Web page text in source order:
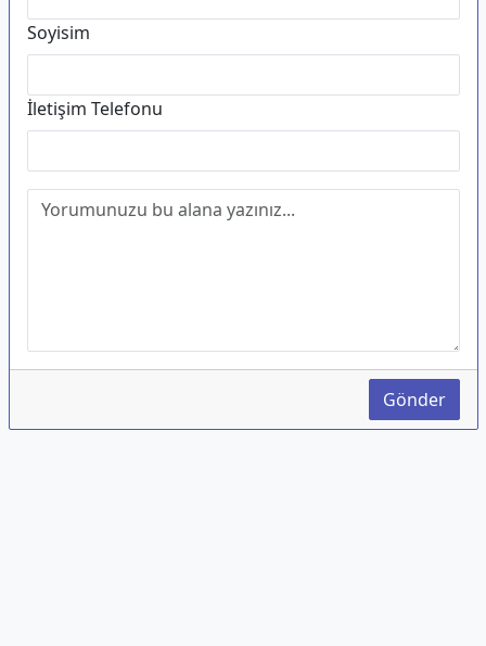
Soyisim
İletişim Telefonu
Gönder